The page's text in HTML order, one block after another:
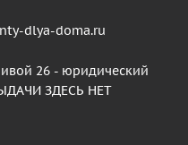
dlya-doma.ru
26 - юридический
ЗДЕСЬ НЕТ